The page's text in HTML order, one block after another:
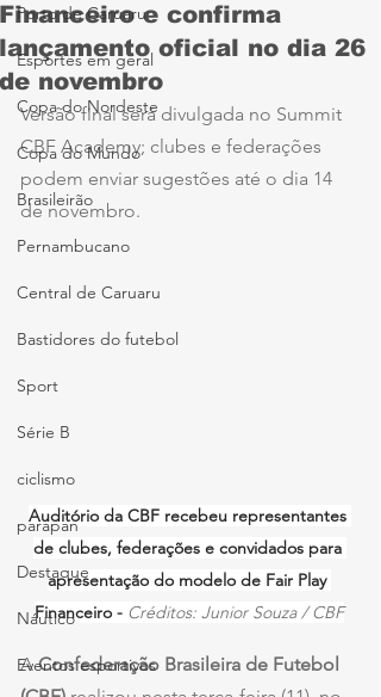
Porto de Caruaru
Esportes em geral
Copa do Nordeste
Copa do Mundo
Brasileirão
Pernambucano
Central de Caruaru
Bastidores do futebol
Sport
Série B
ciclismo
parapan
Destaque
Náutico
Eventos esportivos
Financeiro e confirma
lançamento oficial no dia 26
de novembro
Versão final será divulgada no Summit
CBF Academy; clubes e federações
podem enviar sugestões até o dia 14
de novembro.
Auditório da CBF recebeu representantes
de clubes, federações e convidados para
apresentação do modelo de Fair Play
Financeiro - Créditos: Junior Souza / CBF
A Confederação Brasileira de Futebol